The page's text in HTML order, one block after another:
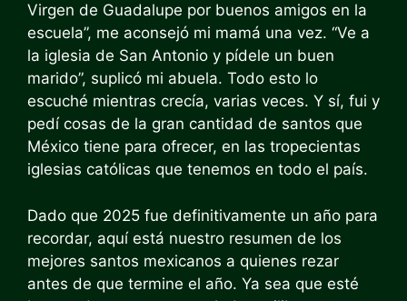
Virgen de Guadalupe por buenos amigos en la
escuela”, me aconsejó mi mamá una vez. “Ve a
la iglesia de San Antonio y pídele un buen
marido”, suplicó mi abuela. Todo esto lo
escuché mientras crecía, varias veces. Y sí, fui y
pedí cosas de la gran cantidad de santos que
México tiene para ofrecer, en las tropecientas
iglesias católicas que tenemos en todo el país.
Dado que 2025 fue definitivamente un año para
recordar, aquí está nuestro resumen de los
mejores santos mexicanos a quienes rezar
antes de que termine el año. Ya sea que esté